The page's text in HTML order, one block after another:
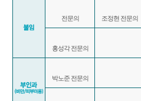
전문의
홍성각 전문의
박노준 전문의
조정현 전문의